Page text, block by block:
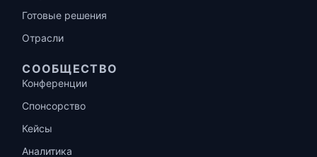
Готовые решения
Отрасли
СООБЩЕСТВО
Конференции
Спонсорство
Кейсы
Аналитика